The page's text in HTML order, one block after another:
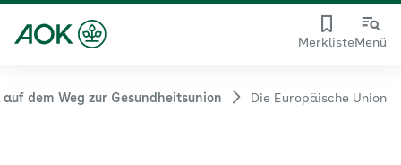
MerklisteMenü
auf dem Weg zur Gesundheitsunion Die Europäische Union